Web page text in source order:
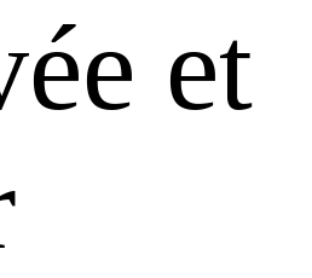
et